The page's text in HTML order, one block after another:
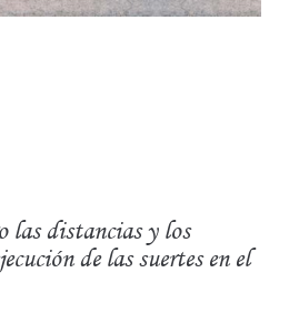
las distancias y los
de las suertes en el